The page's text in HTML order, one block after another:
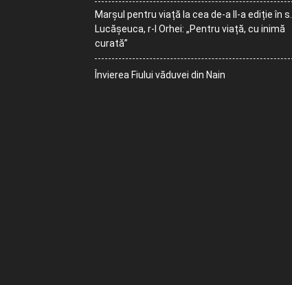
Marșul pentru viață la cea de-a II-a ediție în s.
Lucășeuca, r-l Orhei: „Pentru viață, cu inimă
curată”
Învierea Fiului văduvei din Nain